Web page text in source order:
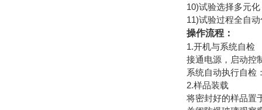
10)试验选择多元
11)试验过程全自
操作流程‌：
‌1.开机与系统自检‌
接通电源，启动控
系统自动执行自检
2.‌样品装载‌
将密封好的样品置